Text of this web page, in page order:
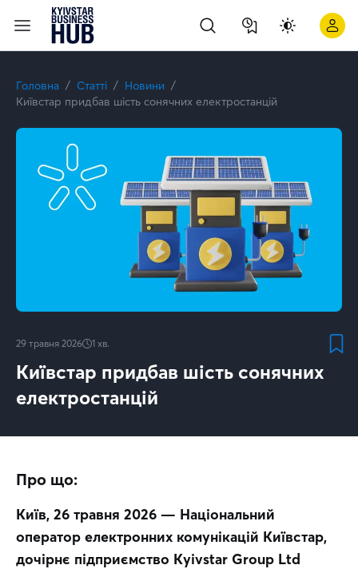
Головна Статті
Новини
Київстар придбав шість сонячних електростанцій
29 травня 2026 1 хв.
Київстар придбав шість сонячних
електростанцій
Про що:
Київ, 26 травня 2026 — Національний
оператор електронних комунікацій Київстар,
дочірнє підприємство Kyivstar Group Ltd
Київстар надає клієнтам 50% знижку на послугу